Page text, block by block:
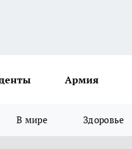
Армия
В мире Здоровье